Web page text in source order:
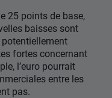
25 points de base,
baisses sont
potentiellement
fortes concernant
l’euro pourrait
entre les
pas.